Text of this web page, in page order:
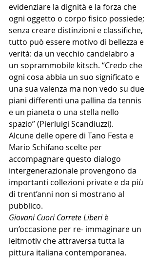
evidenziare la dignità e la forza che
ogni oggetto o corpo fisico possiede;
senza creare distinzioni e classifiche,
tutto può essere motivo di bellezza e
verità: da un vecchio candelabro a
un soprammobile kitsch. “Credo che
ogni cosa abbia un suo significato e
una sua valenza ma non vedo su due
piani differenti una pallina da tennis
e un pianeta o una stella nello
spazio” (Pierluigi Scandiuzzi).
Alcune delle opere di Tano Festa e
Mario Schifano scelte per
accompagnare questo dialogo
intergenerazionale provengono da
importanti collezioni private e da più
di trent’anni non si mostrano al
pubblico.
Giovani Cuori Correte Liberi è
un’occasione per re- immaginare un
leitmotiv che attraversa tutta la
pittura italiana contemporanea.